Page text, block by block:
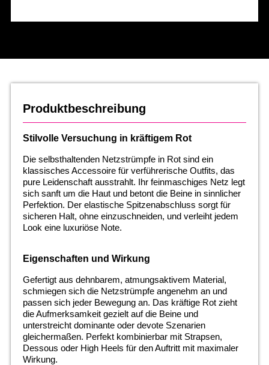
Produktbeschreibung
Stilvolle Versuchung in kräftigem Rot
Die selbsthaltenden Netzstrümpfe in Rot sind ein
klassisches Accessoire für verführerische Outfits, das
pure Leidenschaft ausstrahlt. Ihr feinmaschiges Netz legt
sich sanft um die Haut und betont die Beine in sinnlicher
Perfektion. Der elastische Spitzenabschluss sorgt für
sicheren Halt, ohne einzuschneiden, und verleiht jedem
Look eine luxuriöse Note.
Eigenschaften und Wirkung
Gefertigt aus dehnbarem, atmungsaktivem Material,
schmiegen sich die Netzstrümpfe angenehm an und
passen sich jeder Bewegung an. Das kräftige Rot zieht
die Aufmerksamkeit gezielt auf die Beine und
unterstreicht dominante oder devote Szenarien
gleichermaßen. Perfekt kombinierbar mit Strapsen,
Dessous oder High Heels für den Auftritt mit maximaler
Wirkung.